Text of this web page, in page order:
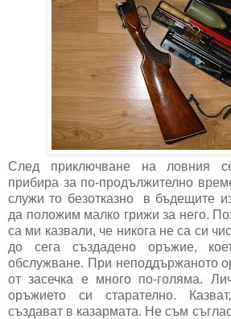
След приключване на ловния
прибира за по-продължително
служи то безотказно в бъдещите
да положим малко грижи за него.
са ми казвали, че никога не са си
до сега създадено оръжие,
обслужване. При неподдържаното
от засечка е много по-голяма.
оръжието си старателно.
създават в казармата. Не съм